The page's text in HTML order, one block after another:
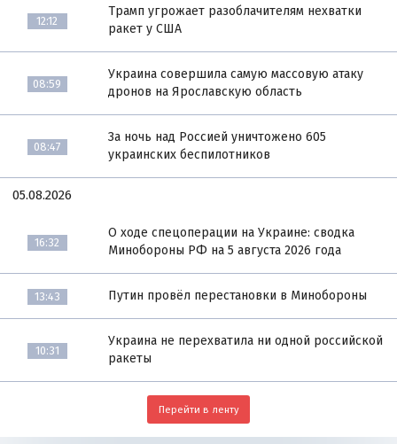
12:12
Трамп угрожает разоблачителям нехватки
ракет у США
08:59
Украина совершила самую массовую атаку
дронов на Ярославскую область
08:47
За ночь над Россией уничтожено 605
украинских беспилотников
05.08.2026
16:32
О ходе спецоперации на Украине: сводка
Минобороны РФ на 5 августа 2026 года
13:43 Путин провёл перестановки в Минобороны
10:31
Украина не перехватила ни одной российской
ракеты
Перейти в ленту